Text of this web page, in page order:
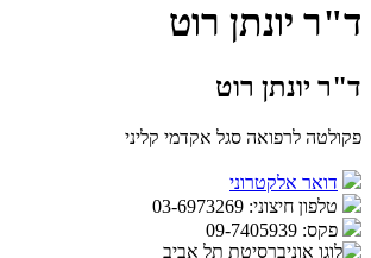
ד"ר יונתן רוט
ד"ר יונתן רוט
פקולטה לרפואה סגל אקדמי קליני
דואר אלקטרוני
טלפון חיצוני: 03-6973269
פקס: 09-7405939